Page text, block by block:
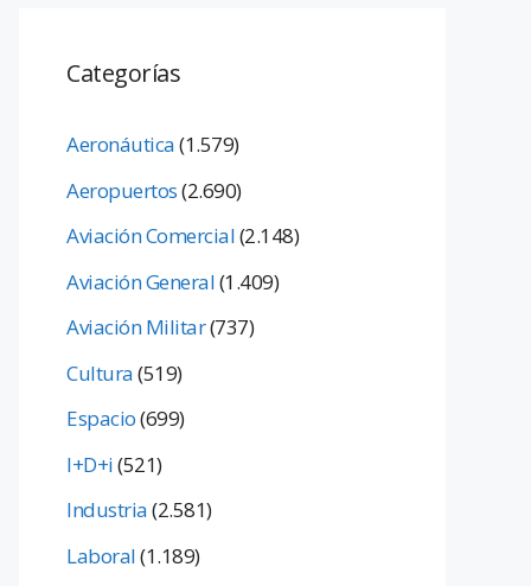
Categorías
Aeronáutica(1.579)
Aeropuertos(2.690)
Aviación Comercial(2.148)
Aviación General(1.409)
Aviación Militar(737)
Cultura(519)
Espacio(699)
I+D+i(521)
Industria(2.581)
Laboral(1.189)